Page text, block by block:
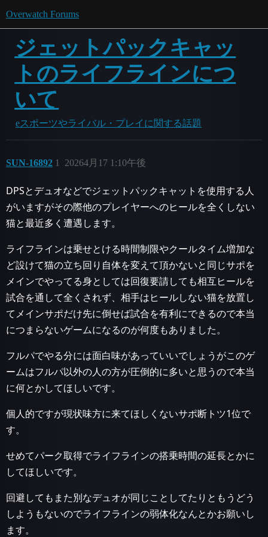
Overwatch Forums
ジェットパックキャッ
トのライフラインにつ
いて
eスポーツやライバル・プレイに関する話題
SUN-16892 20264月17 1:10午後
1
DPSとデュオなどでジェットパックキャットを使用する人
がいますがその際他のプレイヤーへのヒールを全くしない
猫と最近多く遭遇します。
ライフラインは乗せとける時間制限やクールタイム増加な
ど設けて猫の立ち回り自体を変えて頂かないと同じサポを
メインでやってる身としては回復要請しても相互ヒールを
試合を通して全くされず、相手はヒールしない猫を放置し
てメインサポだけ先に倒せば試合を有利にできるので本当
につまらないゲームになるのが何度もありました。
フルパでやる分には面白味があっていいでしょうがこのゲ
ームはフルパ以外の人の方が圧倒的に多いと思うので本当
に何とかしてほしいです。
個人的ですが現状味方に来てほしくないサポ断トツ1位で
す。
せめてパーク取得でライフラインの搭乗時間の延長とかに
してほしいです。
回避してもまた別なデュオが同じことしてたりともうどう
しようもないのでライフラインの弱体化なんとかお願いし
ます。